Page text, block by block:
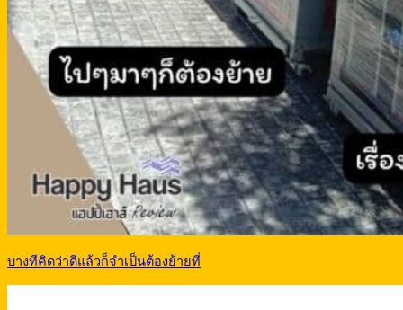
บางทีคิดว่าดีแล้วก็จำเป็นต้องย้ายที่